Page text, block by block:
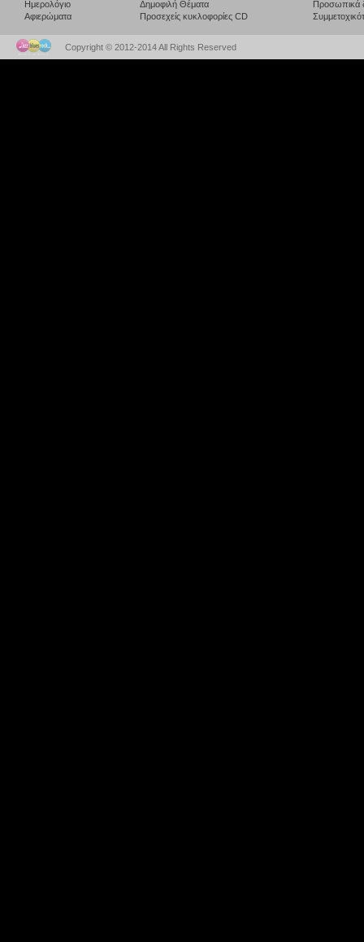
Ημερολόγιο
Αφιερώματα
Δημοφιλή Θέματα
Προσεχείς κυκλοφορίες CD
Προσωπικά
Copyright © 2012-2014 All Rights Reserved